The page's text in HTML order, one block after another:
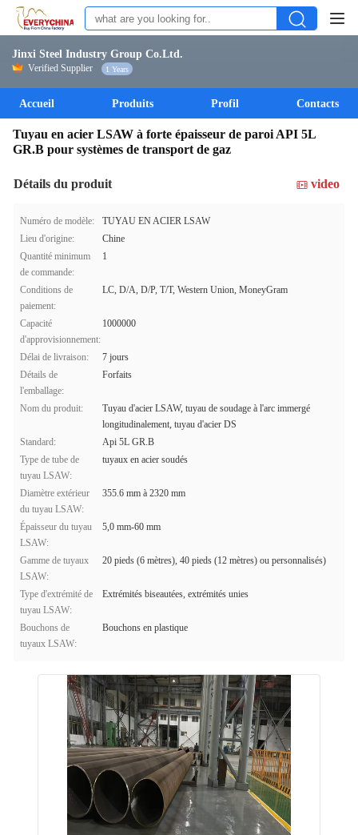
Jinxi Steel Industry Group Co.Ltd.
Verified Supplier 1 Years
Accueil Produits Profil Contacts
Tuyau en acier LSAW à forte épaisseur de paroi API 5L
GR.B pour systèmes de transport de gaz
Détails du produit video
Numéro de modèle:
TUYAU EN ACIER LSAW
Lieu d'origine:
Chine
Quantité minimum
de commande:
1
Conditions de
paiement:
LC, D/A, D/P, T/T, Western Union, MoneyGram
Capacité
d'approvisionnement:
1000000
Délai de livraison:
7 jours
Détails de
l'emballage:
Forfaits
Nom du produit:
Tuyau d'acier LSAW, tuyau de soudage à l'arc immergé
longitudinalement, tuyau d'acier DS
Standard:
Api 5L GR.B
Type de tube de
tuyau LSAW:
tuyaux en acier soudés
Diamètre extérieur
du tuyau LSAW:
355.6 mm à 2320 mm
Épaisseur du tuyau
LSAW:
5,0 mm-60 mm
Gamme de tuyaux
LSAW:
20 pieds (6 mètres), 40 pieds (12 mètres) ou personnalisés)
Type d'extrémité de
tuyau LSAW:
Extrémités biseautées, extrémités unies
Bouchons de
tuyaux LSAW:
Bouchons en plastique